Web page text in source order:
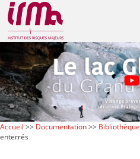
Accueil >> Documentation>> Bibliothèque
enterrés